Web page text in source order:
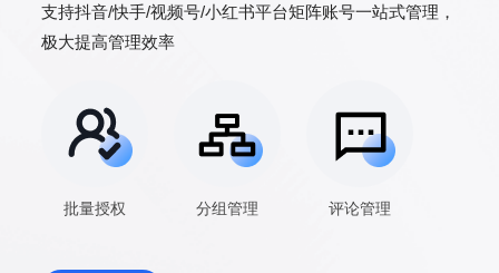
支持抖音/快手/视频号/小红书平台矩阵账号一站式管理，
极大提高管理效率
批量授权 分组管理 评论管理